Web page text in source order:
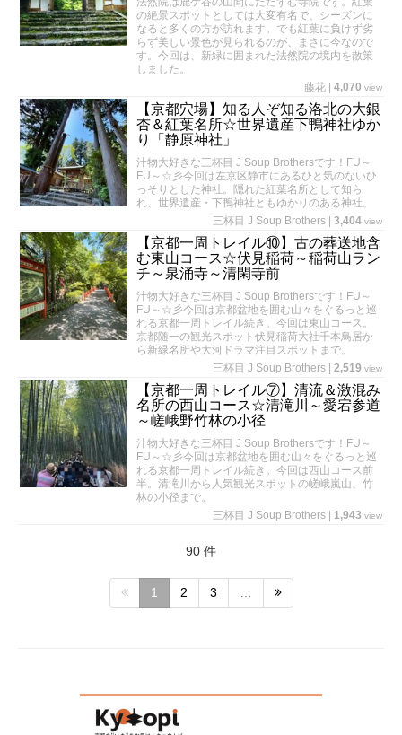
の絶景スポットとしては大変有名で、シーズンに
なると多くの方が訪れます。でも紅葉に負けず劣
らず美しい景色が見られるのが、まさに今なので
す。今回は、新緑に囲まれた法然院の境内を散策
しました。
藤花
4,070 view
【京都穴場】知る人ぞ知る洛北の大銀
杏＆紅葉名所☆世界遺産下鴨神社ゆか
り「静原神社」
汁物大好きな三杯目 J Soup Brothersです！FU～
FU～☆彡今回は左京区静市にあるひと気のないひ
っそりとした神社。隠れた紅葉名所として知ら
れ、世界遺産・下鴨神社ともゆかりのある神社。
三杯目 J Soup Brothers
3,404 view
【京都一周トレイル⑩】古の葬送地含
む東山コース☆伏見稲荷～稲荷山ラン
チ～泉涌寺～清閑寺前
汁物大好きな三杯目 J Soup Brothersです！FU～
FU～☆彡今回は京都盆地を囲む山々をぐるっと巡
れる京都一周トレイル続き。今回は東山コース。
京都随一の観光スポット伏見稲荷大社千本鳥居か
ら新緑名所や大河ドラマ注目スポットまで。
三杯目 J Soup Brothers
2,519 view
【京都一周トレイル⑦】清流＆激混み
名所の西山コース☆清滝川～愛宕参道
～嵯峨野竹林の小径
汁物大好きな三杯目 J Soup Brothersです！FU～
FU～☆彡今回は京都盆地を囲む山々をぐるっと巡
れる京都一周トレイル続き。今回は西山コース前
半。清滝川から人気観光スポットの嵯峨嵐山、竹
林の小径まで。
三杯目 J Soup Brothers
1,943 view
90 件
1 2 3